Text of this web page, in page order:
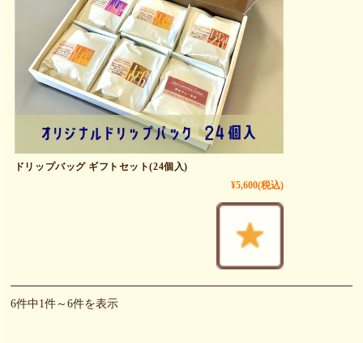
ドリップバッグ ギフトセット(24個入)
¥5,600(税込)
6件中1件～6件を表示